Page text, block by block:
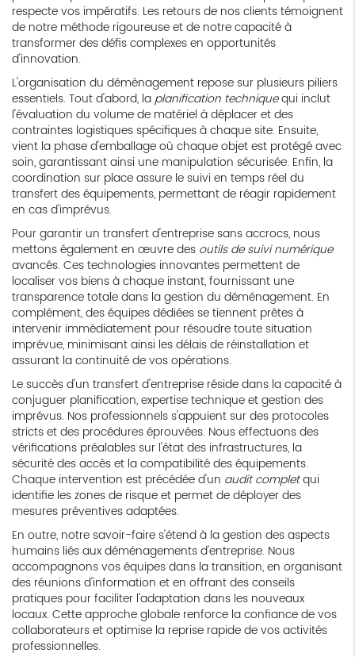
respecte vos impératifs. Les retours de nos clients témoignent
de notre méthode rigoureuse et de notre capacité à
transformer des défis complexes en opportunités
d'innovation.
L'organisation du déménagement repose sur plusieurs piliers
essentiels. Tout d'abord, laplanification techniquequi inclut
l'évaluation du volume de matériel à déplacer et des
contraintes logistiques spécifiques à chaque site. Ensuite,
vient la phase d'emballage où chaque objet est protégé avec
soin, garantissant ainsi une manipulation sécurisée. Enfin, la
coordination sur place assure le suivi en temps réel du
transfert des équipements, permettant de réagir rapidement
en cas d'imprévus.
Pour garantir un transfert d'entreprise sans accrocs, nous
mettons également en œuvre des outils de suivi numérique
avancés. Ces technologies innovantes permettent de
localiser vos biens à chaque instant, fournissant une
transparence totale dans la gestion du déménagement. En
complément, des équipes dédiées se tiennent prêtes à
intervenir immédiatement pour résoudre toute situation
imprévue, minimisant ainsi les délais de réinstallation et
assurant la continuité de vos opérations.
Le succès d'un transfert d'entreprise réside dans la capacité à
conjuguer planification, expertise technique et gestion des
imprévus. Nos professionnels s'appuient sur des protocoles
stricts et des procédures éprouvées. Nous effectuons des
vérifications préalables sur l'état des infrastructures, la
sécurité des accès et la compatibilité des équipements.
Chaque intervention est précédée d'un audit completqui
identifie les zones de risque et permet de déployer des
mesures préventives adaptées.
En outre, notre savoir-faire s'étend à la gestion des aspects
humains liés aux déménagements d'entreprise. Nous
accompagnons vos équipes dans la transition, en organisant
des réunions d'information et en offrant des conseils
pratiques pour faciliter l'adaptation dans les nouveaux
locaux. Cette approche globale renforce la confiance de vos
collaborateurs et optimise la reprise rapide de vos activités
professionnelles.